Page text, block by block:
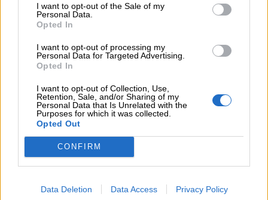
I want to opt-out of the Sale of my
Personal Data.
Opted In
I want to opt-out of processing my
Personal Data for Targeted Advertising.
Opted In
I want to opt-out of Collection, Use,
Retention, Sale, and/or Sharing of my
Personal Data that Is Unrelated with the
Purposes for which it was collected.
Opted Out
CONFIRM
Data Deletion Data Access Privacy Policy
05.08.2026 - 12:33
Ε.Ε και παράνομη μετανάστευση: προτάσεις και δράσεις με
05.08.2026 - 12:11
05.08.2026 - 11:30
Η νέα εποχή στην εκπαίδευση των ασφαλιστικών
διαμεσολαβητών
ΠΕΡΙΣΣΟΤΕΡΑ